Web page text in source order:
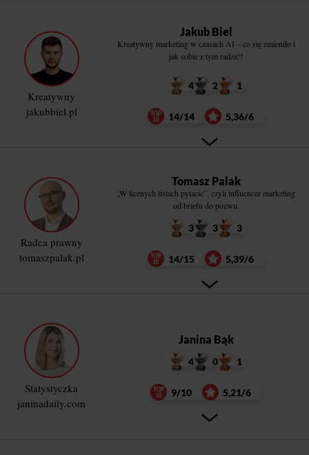
Kreatywny
jakubbiel.pl
Jakub Biel
Kreatywny marketing w czasach AI – co się zmieniło i
jak sobie z tym radzić?
4 2 1
14/14 5,36/6
Radca prawny
tomaszpalak.pl
Tomasz Palak
„W licznych listach pytacie”, czyli influencer marketing
od briefu do pozwu.
3 3 3
14/15 5,39/6
Statystyczka
janinadaily.com
Janina Bąk
4 0 1
9/10 5,21/6